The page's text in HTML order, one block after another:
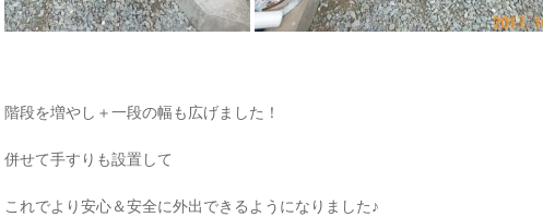
階段を増やし＋一段の幅も広げました！
併せて手すりも設置して
これでより安心＆安全に外出できるようになりました♪